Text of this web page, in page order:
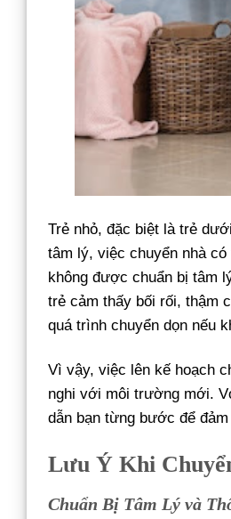
Trẻ nhỏ, đặc biệt là trẻ
tâm lý, việc chuyển nhà
không được chuẩn bị tâm
trẻ cảm thấy bối rối, thậm
quá trình chuyển dọn nếu
Vì vậy, việc lên kế hoạch
nghi với môi trường mới.
dẫn bạn từng bước để
Lưu Ý Khi
Chuẩn Bị Tâm Lý và